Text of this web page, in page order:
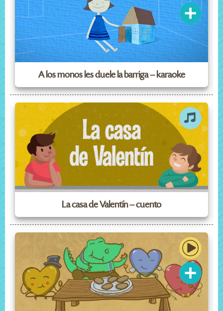
A los monos les duele la barriga – karaoke
La casa de Valentín – cuento